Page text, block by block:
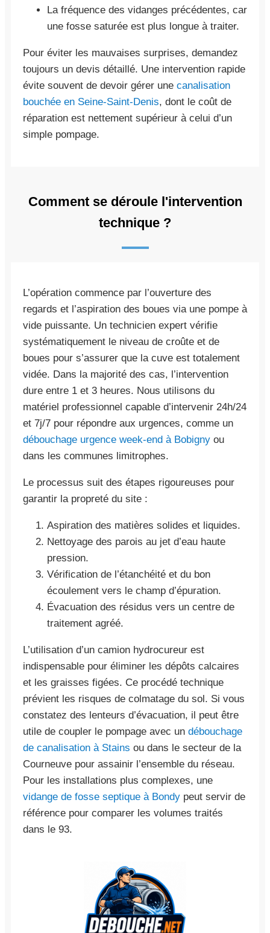
La fréquence des vidanges précédentes, car
une fosse saturée est plus longue à traiter.
Pour éviter les mauvaises surprises, demandez
toujours un devis détaillé. Une intervention rapide
évite souvent de devoir gérer une canalisation
bouchée en Seine-Saint-Denis, dont le coût de
réparation est nettement supérieur à celui d’un
simple pompage.
Comment se déroule l'intervention
technique ?
L’opération commence par l’ouverture des
regards et l’aspiration des boues via une pompe à
vide puissante. Un technicien expert vérifie
systématiquement le niveau de croûte et de
boues pour s’assurer que la cuve est totalement
vidée. Dans la majorité des cas, l’intervention
dure entre 1 et 3 heures. Nous utilisons du
matériel professionnel capable d’intervenir 24h/24
et 7j/7 pour répondre aux urgences, comme un
débouchage urgence week-end à Bobigny ou
dans les communes limitrophes.
Le processus suit des étapes rigoureuses pour
garantir la propreté du site :
Aspiration des matières solides et liquides.
Nettoyage des parois au jet d’eau haute
pression.
Vérification de l’étanchéité et du bon
écoulement vers le champ d’épuration.
Évacuation des résidus vers un centre de
traitement agréé.
L’utilisation d’un camion hydrocureur est
indispensable pour éliminer les dépôts calcaires
et les graisses figées. Ce procédé technique
prévient les risques de colmatage du sol. Si vous
constatez des lenteurs d’évacuation, il peut être
utile de coupler le pompage avec un débouchage
de canalisation à Stains ou dans le secteur de la
Courneuve pour assainir l’ensemble du réseau.
Pour les installations plus complexes, une
vidange de fosse septique à Bondy peut servir de
référence pour comparer les volumes traités
dans le 93.